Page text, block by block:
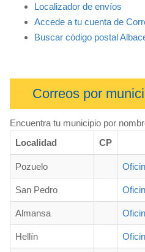
Localizador de envíos
Accede a tu cuenta de
Buscar código postal
Correos por
Encuentra tu municipio por
Localidad
CP
Pozuelo
San Pedro
Almansa
Hellín